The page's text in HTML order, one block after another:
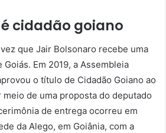
cidadão goiano
que Jair Bolsonaro recebe uma
Em 2019, a Assembleia
o título de Cidadão Goiano ao
de uma proposta do deputado
de entrega ocorreu em
da Alego, em Goiânia, com a